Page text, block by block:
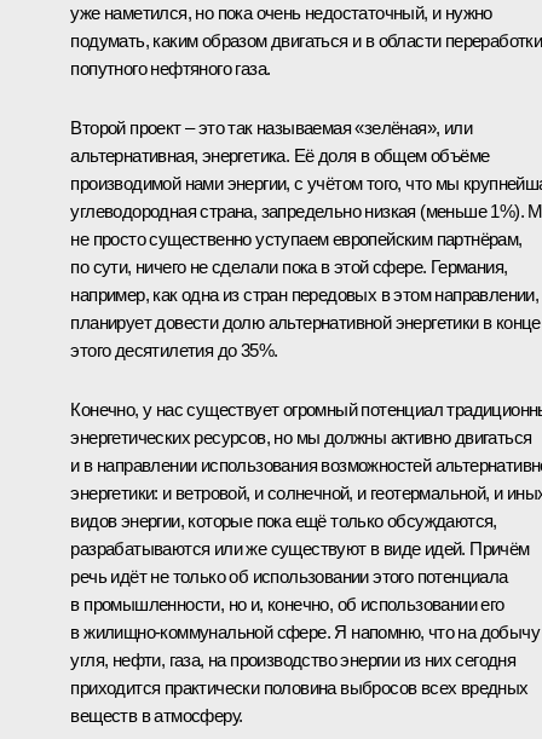
уже наметился, но пока очень недостаточный, и нужно
подумать, каким образом двигаться и в области переработки
попутного нефтяного газа.
Второй проект – это так называемая «зелёная», или
альтернативная, энергетика. Её доля в общем объёме
производимой нами энергии, с учётом того, что мы
углеводородная страна, запредельно низкая (меньше 1%).
не просто существенно уступаем европейским партнёрам,
по сути, ничего не сделали пока в этой сфере. Германия,
например, как одна из стран передовых в этом направлении,
планирует довести долю альтернативной энергетики в конце
этого десятилетия до 35%.
Конечно, у нас существует огромный потенциал
энергетических ресурсов, но мы должны активно двигаться
и в направлении использования возможностей
энергетики: и ветровой, и солнечной, и геотермальной, и
видов энергии, которые пока ещё только обсуждаются,
разрабатываются или же существуют в виде идей. Причём
речь идёт не только об использовании этого потенциала
в промышленности, но и, конечно, об использовании его
в жилищно-коммунальной сфере. Я напомню, что на добычу
угля, нефти, газа, на производство энергии из них сегодня
приходится практически половина выбросов всех вредных
веществ в атмосферу.